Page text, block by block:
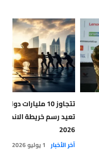
تتجاوز 10
تعيد رسم خريطة
2026
آخر الأخبار 1 يوليو 2026